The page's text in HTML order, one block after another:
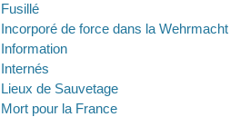
Fusillé
Incorporé de force dans la Wehrmacht
Information
Internés
Lieux de Sauvetage
Mort pour la France